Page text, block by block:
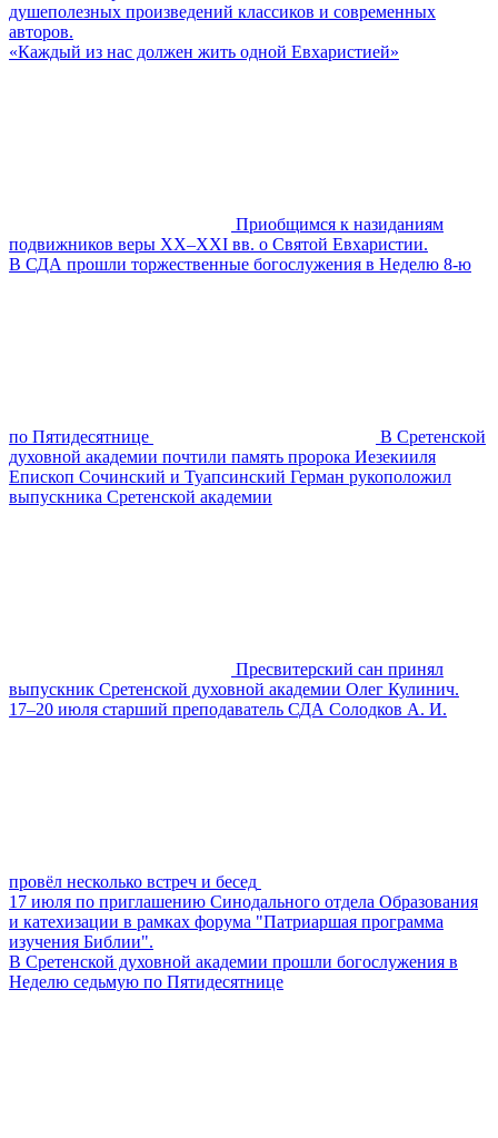
душеполезных произведений классиков и современных
авторов.
«Каждый из нас должен жить одной Евхаристией»
Приобщимся к назиданиям
подвижников веры XX–XXI вв. о Святой Евхаристии.
В СДА прошли торжественные богослужения в Неделю 8-ю
по Пятидесятнице
В Сретенской
духовной академии почтили память пророка Иезекииля
Епископ Сочинский и Туапсинский Герман рукоположил
выпускника Сретенской академии
Пресвитерский сан принял
выпускник Сретенской духовной академии Олег Кулинич.
17–20 июля старший преподаватель СДА Солодков А. И.
провёл несколько встреч и бесед
17 июля по приглашению Синодального отдела Образования
и катехизации в рамках форума "Патриаршая программа
изучения Библии".
В Сретенской духовной академии прошли богослужения в
Неделю седьмую по Пятидесятнице